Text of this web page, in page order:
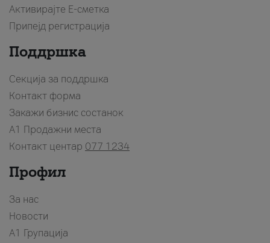
Активирајте Е-сметка
Припејд регистрација
Поддршка
Секција за поддршка
Контакт форма
Закажи бизнис состанок
A1 Продажни места
Контакт центар 077 1234
Профил
За нас
Новости
А1 Групација